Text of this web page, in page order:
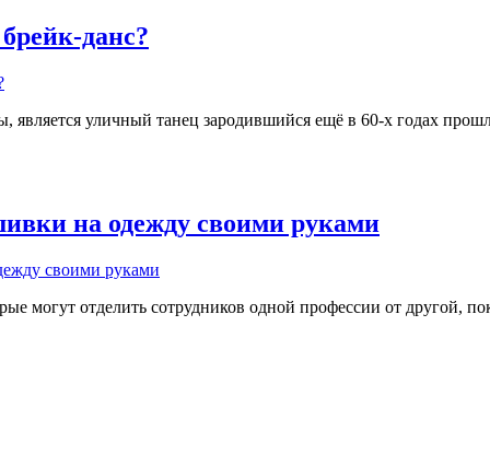
данс?
является уличный танец зародившийся ещё в 60-х годах
на одежду своими руками
могут отделить сотрудников одной профессии от другой,